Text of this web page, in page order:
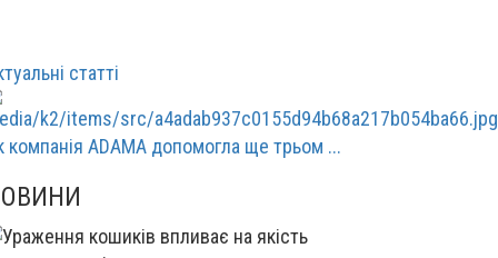
статті
компанія ADAMA допомогла ще трьом ...